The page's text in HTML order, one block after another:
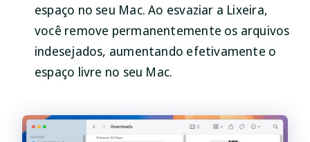
espaço no seu Mac. Ao esvaziar a Lixeira,
você remove permanentemente os arquivos
indesejados, aumentando efetivamente o
espaço livre no seu Mac.